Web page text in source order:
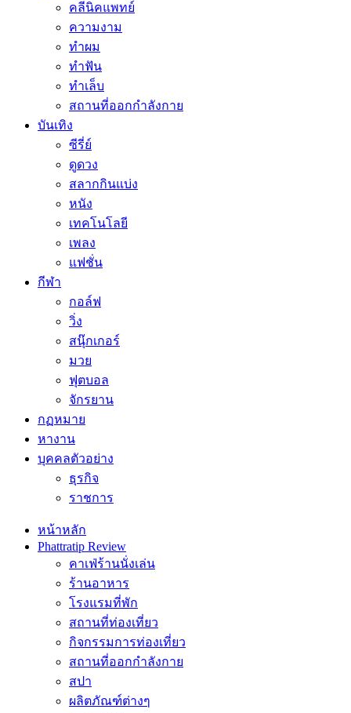
คลีนิคแพทย์
ความงาม
ทำผม
ทำฟัน
ทำเล็บ
สถานที่ออกกำลังกาย
บันเทิง
ซีรี่ย์
ดูดวง
สลากกินแบ่ง
หนัง
เทคโนโลยี
เพลง
แฟชั่น
กีฬา
กอล์ฟ
วิ่ง
สนุ๊กเกอร์
มวย
ฟุตบอล
จักรยาน
กฏหมาย
หางาน
บุคคลตัวอย่าง
ธุรกิจ
ราชการ
หน้าหลัก
Phattratip Review
คาเฟ่ร้านนั่งเล่น
ร้านอาหาร
โรงแรมที่พัก
สถานที่ท่องเที่ยว
กิจกรรมการท่องเที่ยว
สถานที่ออกกำลังกาย
สปา
ผลิตภัณฑ์ต่างๆ